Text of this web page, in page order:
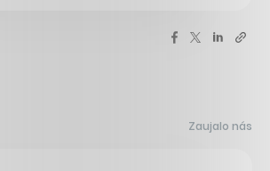
Zaujalo nás